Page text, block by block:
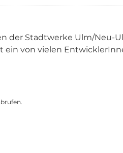
der Stadtwerke Ulm/Neu-
ein von vielen